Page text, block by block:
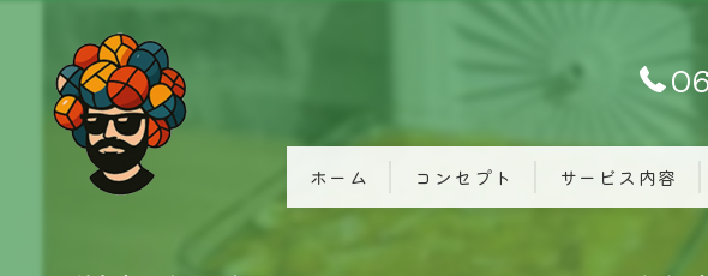
ホーム コンセプト サービス内容